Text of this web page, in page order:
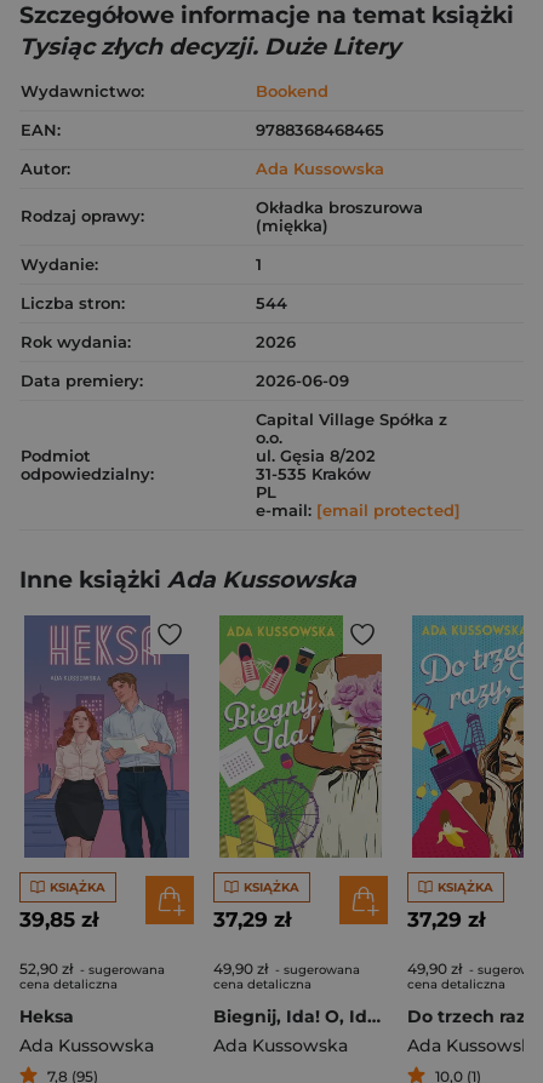
Szczegółowe informacje na temat książki
Tysiąc złych decyzji. Duże Litery
Wydawnictwo:
Bookend
EAN:
9788368468465
Autor:
Ada Kussowska
Rodzaj oprawy:
Okładka broszurowa
(miękka)
Wydanie:
1
Liczba stron:
544
Rok wydania:
2026
Data premiery:
2026-06-09
Podmiot
odpowiedzialny:
Capital Village Spółka z
o.o.
ul. Gęsia 8/202
31-535 Kraków
PL
e-mail: [email protected]
Inne książki Ada Kussowska
KSIĄŻKA
39,85 zł
52,90 zł - sugerowana
cena detaliczna
Heksa
Ada Kussowska
7,8 (95)
KSIĄŻKA
37,29 zł
49,90 zł - sugerowana
cena detaliczna
Biegnij, Ida! O, Ida! Tom 4
Ada Kussowska
KSIĄŻKA
37,29 zł
49,90 zł -
cena detaliczna
Ada Kussowska
10,0 (1)